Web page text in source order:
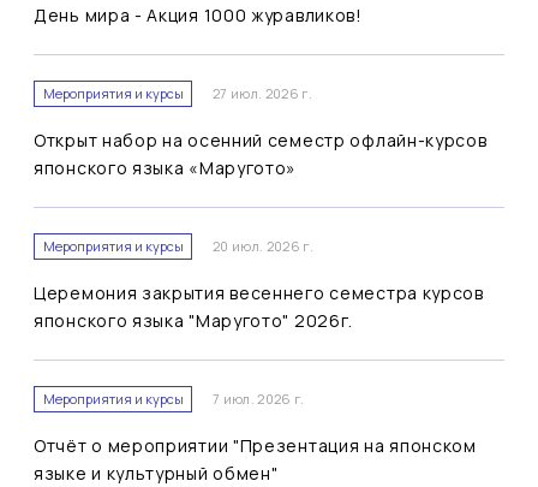
День мира - Акция 1000 журавликов!
Мероприятия и курсы 27 июл. 2026 г.
Открыт набор на осенний семестр офлайн-курсов
японского языка «Маругото»
Мероприятия и курсы 20 июл. 2026 г.
Церемония закрытия весеннего семестра курсов
японского языка "Маругото" 2026г.
Мероприятия и курсы 7 июл. 2026 г.
Отчёт о мероприятии "Презентация на японском
языке и культурный обмен"